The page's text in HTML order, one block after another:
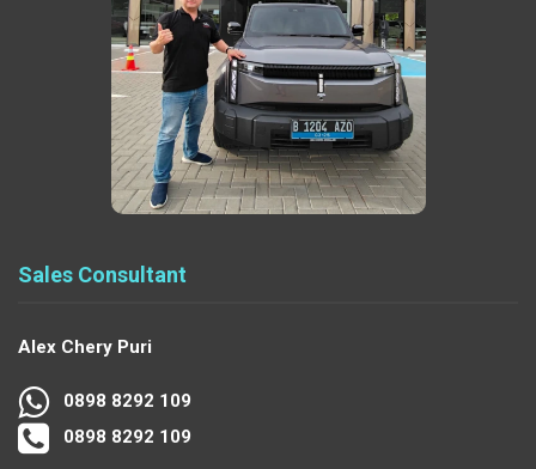
Sales Consultant
Alex Chery Puri
0898 8292 109
0898 8292 109